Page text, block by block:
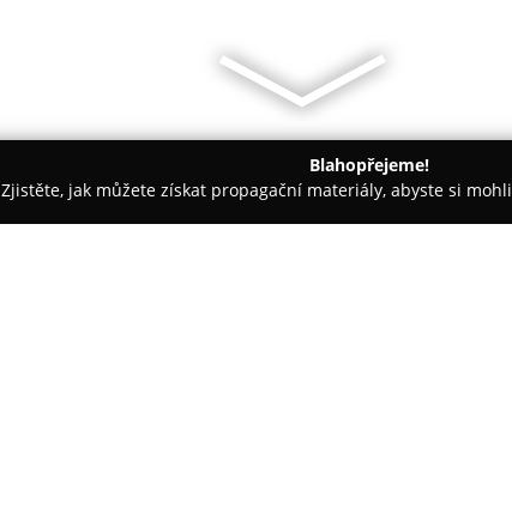
Blahopřejeme!
Zjistěte, jak můžete získat propagační materiály, abyste si